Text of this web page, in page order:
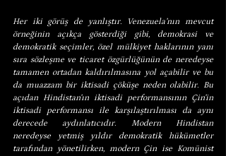
Her iki görüş de yanlıştır. Venezuela’nın mevcut
örneğinin açıkça gösterdiği gibi, demokrasi ve
demokratik seçimler, özel mülkiyet haklarının yanı
sıra sözleşme ve ticaret özgürlüğünün de neredeyse
tamamen ortadan kaldırılmasına yol açabilir ve bu
da muazzam bir iktisadi çöküşe neden olabilir. Bu
açıdan Hindistan’ın iktisadi performansının Çin’in
iktisadi performansı ile karşılaştırılması da aynı
derecede aydınlatıcıdır. Modern Hindistan
neredeyse yetmiş yıldır demokratik hükümetler
tarafından yönetilirken, modern Çin ise Komünist